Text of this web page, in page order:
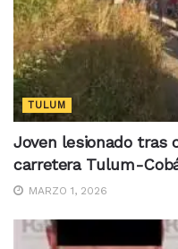
TULUM
Joven lesionado tras
carretera Tulum-
MARZO 1, 2026